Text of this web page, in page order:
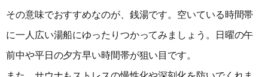
その意味でおすすめなのが、銭湯です。空いている時間帯
に一人広い湯船にゆったりつかってみましょう。日曜の午
前中や平日の夕方早い時間帯が狙い目です。